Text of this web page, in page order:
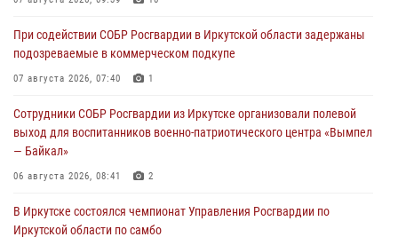
При содействии СОБР Росгвардии в Иркутской области задержаны
подозреваемые в коммерческом подкупе
07 августа 2026, 07:40 1
Сотрудники СОБР Росгвардии из Иркутске организовали полевой
выход для воспитанников военно-патриотического центра «Вымпел
— Байкал»
06 августа 2026, 08:41 2
В Иркутске состоялся чемпионат Управления Росгвардии по
Иркутской области по самбо